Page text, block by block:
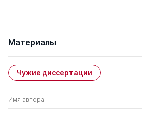
Материалы
Чужие диссертации
Имя автора